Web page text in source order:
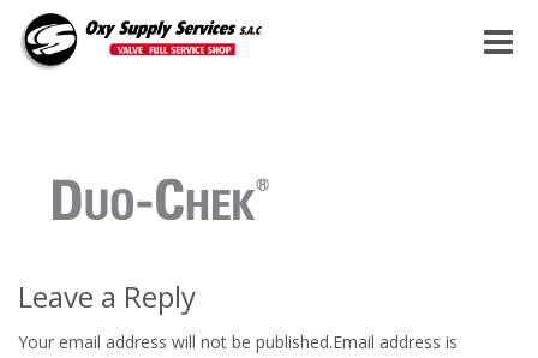
Toggle
Leave a Reply
Your email address will not be published.Email address is